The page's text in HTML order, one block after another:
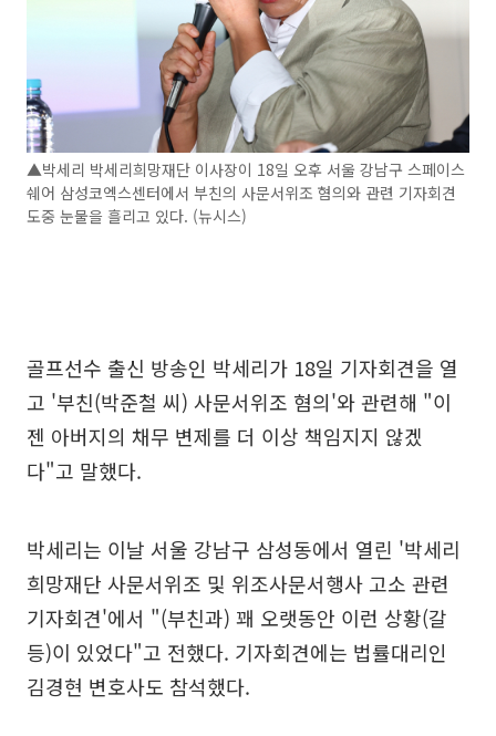
▲박세리 박세리희망재단 이사장이 18일 오후 서울 강남구 스페이스
쉐어 삼성코엑스센터에서 부친의 사문서위조 혐의와 관련 기자회견
도중 눈물을 흘리고 있다. (뉴시스)
골프선수 출신 방송인 박세리가 18일 기자회견을 열
고 '부친(박준철 씨) 사문서위조 혐의'와 관련해 "이
젠 아버지의 채무 변제를 더 이상 책임지지 않겠
다"고 말했다.
박세리는 이날 서울 강남구 삼성동에서 열린 '박세리
희망재단 사문서위조 및 위조사문서행사 고소 관련
기자회견'에서 "(부친과) 꽤 오랫동안 이런 상황(갈
등)이 있었다"고 전했다. 기자회견에는 법률대리인
김경현 변호사도 참석했다.